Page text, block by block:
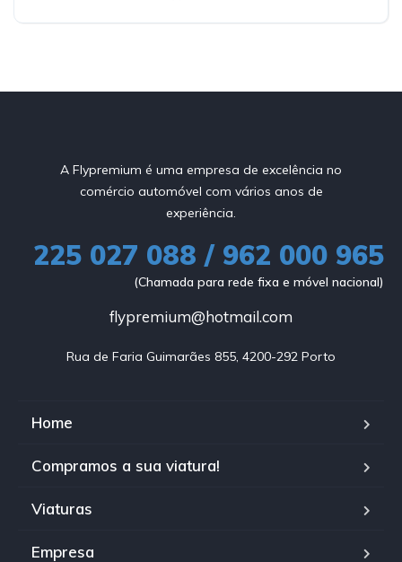
A Flypremium é uma empresa de excelência no
comércio automóvel com vários anos de
experiência.
225 027 088 / 962 000 965
(Chamada para rede fixa e móvel nacional)
flypremium@hotmail.com
Rua de Faria Guimarães 855, 4200-292 Porto
Home
Compramos a sua viatura!
Viaturas
Empresa